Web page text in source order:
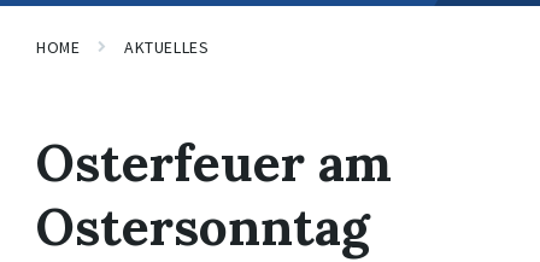
HOME AKTUELLES
Osterfeuer am
Ostersonntag